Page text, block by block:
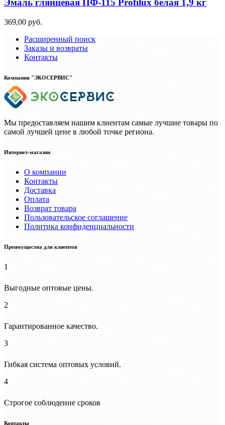
Эмаль глянцевая ПФ-115 Profilux белая 1,9 кг
369,00 руб.
Расширенный поиск
Заказы и возвраты
Контакты
Компания "ЭКОСЕРВИС"
Мы предоставляем нашим клиентам самые лучшие товары по
самой лучшей цене в любой точке региона.
Интернет-магазин
О компании
Контакты
Доставка
Оплата
Возврат товара
Пользовательское соглашение
Политика конфиденциальности
Преимущества для клиентов
1
Выгодные оптовые цены.
2
Гарантированное качество.
3
Гибкая система оптовых условий.
4
Строгое соблюдение сроков
Контакты